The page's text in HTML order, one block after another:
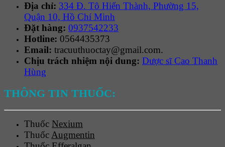
Địa chỉ: 334 Đ. Tô Hiến Thành, Phường 15,
Quận 10, Hồ Chí Minh
Đặt hàng: 0937542233
Hotline: 0564435373
Email: tracuuthuoctay@gmail.com.
Chịu trách nhiệm nội dung: Dược sĩ Cao Thanh
Hùng
THÔNG TIN THUỐC:
Thuốc Nexium
Thuốc Augmentin